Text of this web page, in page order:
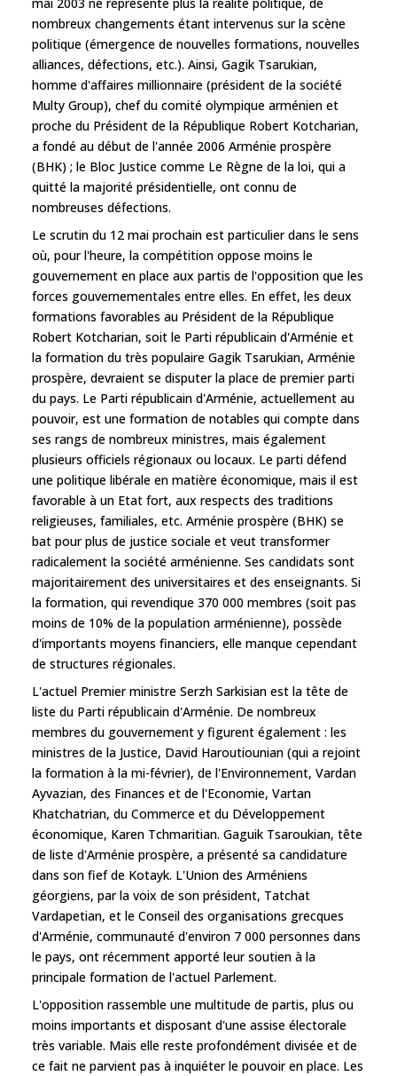
nombreux changements étant intervenus sur la scène
politique (émergence de nouvelles formations, nouvelles
alliances, défections, etc.). Ainsi, Gagik Tsarukian,
homme d'affaires millionnaire (président de la société
Multy Group), chef du comité olympique arménien et
proche du Président de la République Robert Kotcharian,
a fondé au début de l'année 2006 Arménie prospère
(BHK) ; le Bloc Justice comme Le Règne de la loi, qui a
quitté la majorité présidentielle, ont connu de
nombreuses défections.
Le scrutin du 12 mai prochain est particulier dans le sens
où, pour l'heure, la compétition oppose moins le
gouvernement en place aux partis de l'opposition que les
forces gouvernementales entre elles. En effet, les deux
formations favorables au Président de la République
Robert Kotcharian, soit le Parti républicain d'Arménie et
la formation du très populaire Gagik Tsarukian, Arménie
prospère, devraient se disputer la place de premier parti
du pays. Le Parti républicain d'Arménie, actuellement au
pouvoir, est une formation de notables qui compte dans
ses rangs de nombreux ministres, mais également
plusieurs officiels régionaux ou locaux. Le parti défend
une politique libérale en matière économique, mais il est
favorable à un Etat fort, aux respects des traditions
religieuses, familiales, etc. Arménie prospère (BHK) se
bat pour plus de justice sociale et veut transformer
radicalement la société arménienne. Ses candidats sont
majoritairement des universitaires et des enseignants. Si
la formation, qui revendique 370 000 membres (soit pas
moins de 10% de la population arménienne), possède
d'importants moyens financiers, elle manque cependant
de structures régionales.
L'actuel Premier ministre Serzh Sarkisian est la tête de
liste du Parti républicain d'Arménie. De nombreux
membres du gouvernement y figurent également : les
ministres de la Justice, David Haroutiounian (qui a rejoint
la formation à la mi-février), de l'Environnement, Vardan
Ayvazian, des Finances et de l'Economie, Vartan
Khatchatrian, du Commerce et du Développement
économique, Karen Tchmaritian. Gaguik Tsaroukian, tête
de liste d'Arménie prospère, a présenté sa candidature
dans son fief de Kotayk. L'Union des Arméniens
géorgiens, par la voix de son président, Tatchat
Vardapetian, et le Conseil des organisations grecques
d'Arménie, communauté d'environ 7 000 personnes dans
le pays, ont récemment apporté leur soutien à la
principale formation de l'actuel Parlement.
L'opposition rassemble une multitude de partis, plus ou
moins importants et disposant d'une assise électorale
très variable. Mais elle reste profondément divisée et de
ce fait ne parvient pas à inquiéter le pouvoir en place. Les